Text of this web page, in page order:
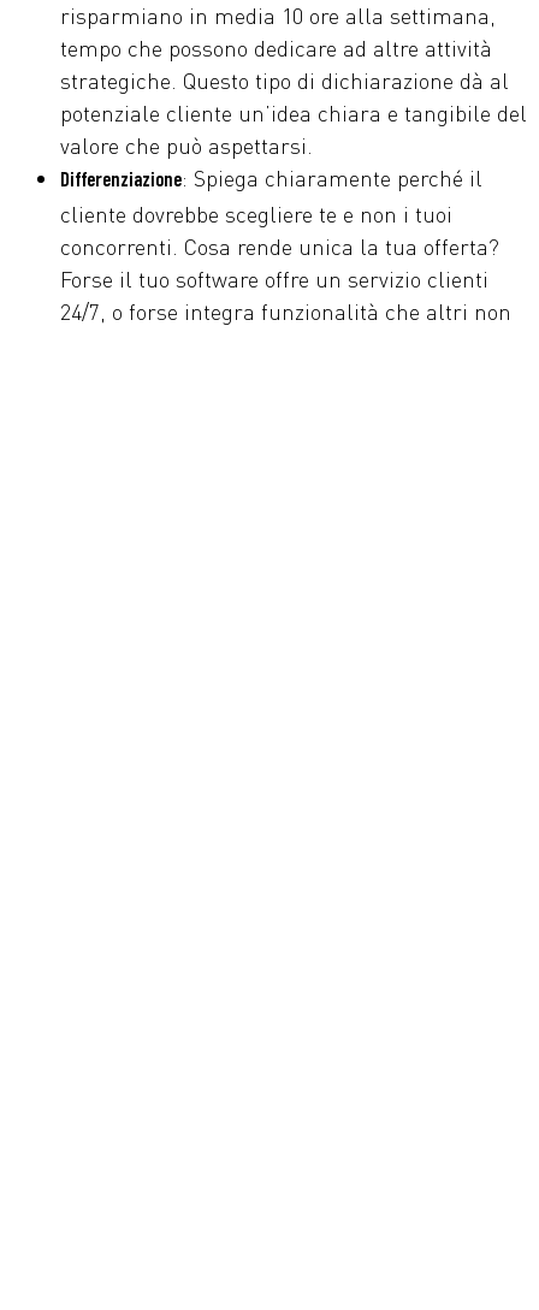
risparmiano in media 10 ore alla settimana,
tempo che possono dedicare ad altre attività
strategiche. Questo tipo di dichiarazione dà al
potenziale cliente un’idea chiara e tangibile del
valore che può aspettarsi.
Differenziazione: Spiega chiaramente perché il
cliente dovrebbe scegliere te e non i tuoi
concorrenti. Cosa rende unica la tua offerta?
Forse il tuo software offre un servizio clienti
24/7, o forse integra funzionalità che altri non